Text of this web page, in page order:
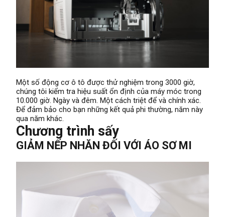
Một số động cơ ô tô được thử nghiệm trong 3000 giờ,
chúng tôi kiểm tra hiệu suất ổn định của máy móc trong
10.000 giờ. Ngày và đêm. Một cách triệt để và chính xác.
Để đảm bảo cho bạn những kết quả phi thường, năm này
qua năm khác.
Chương trình sấy
GIẢM NẾP NHĂN ĐỐI VỚI ÁO SƠ MI